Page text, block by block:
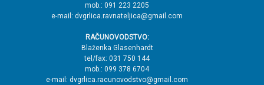
mob.: 091 223 2205
e-mail: dvgrlica.ravnateljica@gmail.com
RAČUNOVODSTVO:
Blaženka Glasenhardt
tel/fax: 031 750 144
mob.: 099 378 6704
e-mail: dvgrlica.racunovodstvo@gmail.com